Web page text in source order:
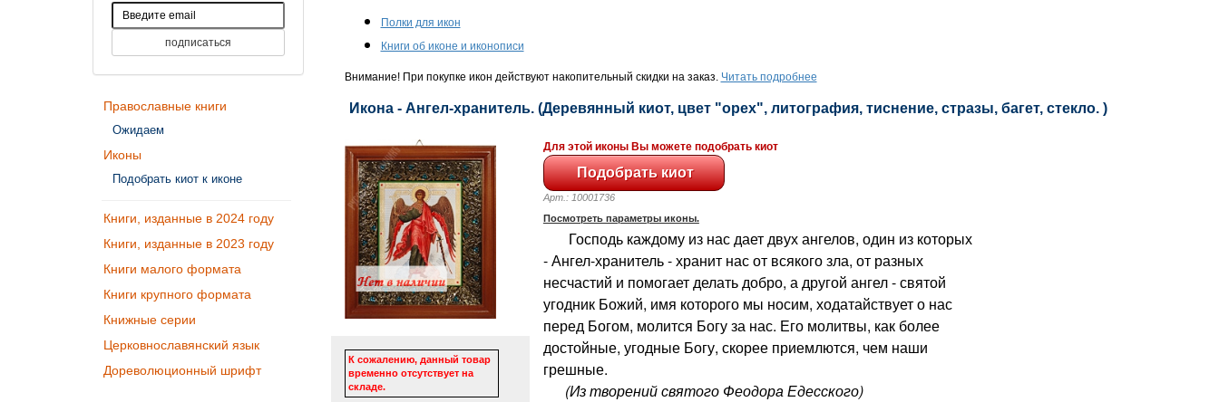
Православные книги
Ожидаем
Иконы
Подобрать киот к иконе
Книги, изданные в 2024 году
Книги, изданные в 2023 году
Книги малого формата
Книги крупного формата
Книжные серии
Церковнославянский язык
Дореволюционный шрифт
Полки для икон
Книги об иконе и иконописи
Внимание! При покупке икон действуют накопительный скидки на заказ. Читать подробнее
Икона - Ангел-хранитель. (Деревянный киот, цвет "орех", литография, тиснение, стразы, багет, стекло. )
К сожалению, данный товар
временно отсутствует на
складе.
Для этой иконы Вы можете подобрать киот
Арт.: 10001736
Посмотреть параметры иконы.
Господь каждому из нас дает двух ангелов, один из которых
- Ангел-хранитель - хранит нас от всякого зла, от разных
несчастий и помогает делать добро, а другой ангел - святой
угодник Божий, имя которого мы носим, ходатайствует о нас
перед Богом, молится Богу за нас. Его молитвы, как более
достойные, угодные Богу, скорее приемлются, чем наши
грешные.
(Из творений святого Феодора Едесского)